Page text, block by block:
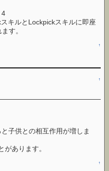
4
キルとLockpickスキルに即座
す。
↑
↑
子供との相互作用が増しま
があります。
↑